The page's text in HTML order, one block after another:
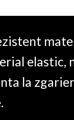
elastic,
la